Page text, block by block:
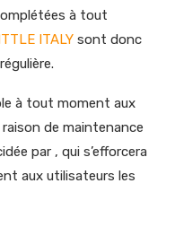
à tout
ITALY sont donc
à tout moment aux
de maintenance
par , qui s’efforcera
aux utilisateurs les